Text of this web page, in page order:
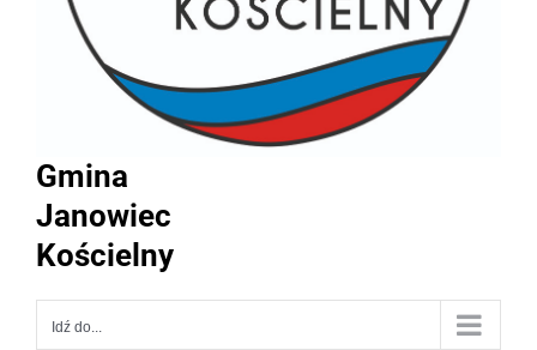
Gmina
Janowiec
Kościelny
Idź do...